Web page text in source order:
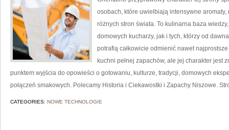
osobach, które uwielbiają intensywne
różnych stron świata. To kulinarna baza
domowych kucharzy, jak i tych, którzy od
potrafią całkowicie odmienić nawet
kuchni pełnej zapachów, ale jej charakter jest
punktem wyjścia do opowieści o gotowaniu, kulturze, tradycji, domowych
połączeń smakowych. Polecamy Historia i Ciekawostki i Zapachy Niszowe.
CATEGORIES: NOWE TECHNOLOGIE